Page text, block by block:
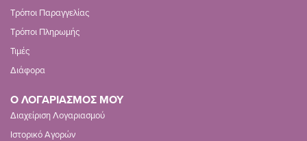
Τρόποι Παραγγελίας
Τρόποι Πληρωμής
Τιμές
Διάφορα
Ο ΛΟΓΑΡΙΑΣΜΟΣ ΜΟΥ
Διαχείριση Λογαριασμού
Ιστορικό Αγορών